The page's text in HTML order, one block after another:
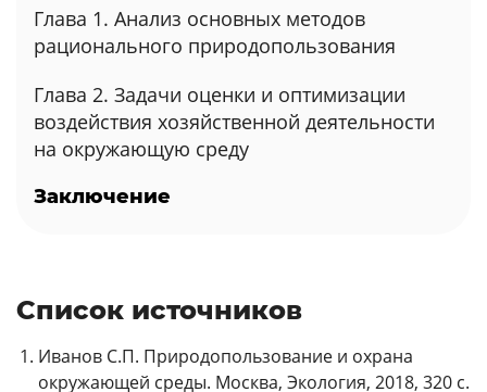
Глава 1. Анализ основных методов
рационального природопользования
Глава 2. Задачи оценки и оптимизации
воздействия хозяйственной деятельности
на окружающую среду
Заключение
Список источников
Иванов С.П. Природопользование и охрана
окружающей среды. Москва, Экология, 2018, 320 с.